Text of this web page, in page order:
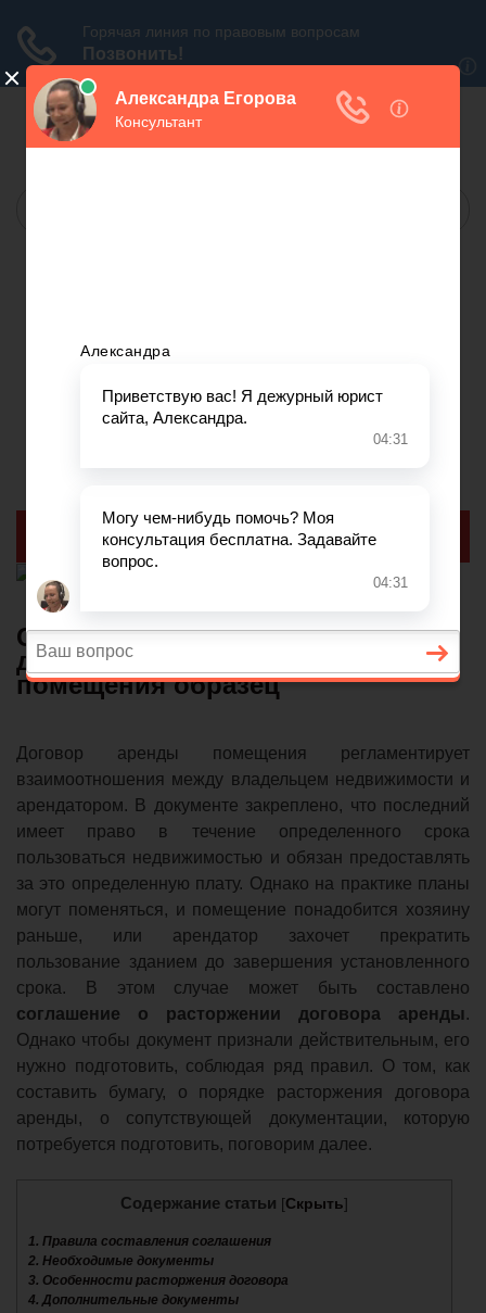
МЫ В СОЦ.СЕТЯХ
Реклама
Соглашение о расторжении
договора аренды нежилого
помещения образец
Договор аренды помещения регламентирует
взаимоотношения между владельцем недвижимости и
арендатором. В документе закреплено, что последний
имеет право в течение определенного срока
пользоваться недвижимостью и обязан предоставлять
за это определенную плату. Однако на практике планы
могут поменяться, и помещение понадобится хозяину
раньше, или арендатор захочет прекратить
пользование зданием до завершения установленного
срока. В этом случае может быть составлено
соглашение о расторжении договора аренды .
Однако чтобы документ признали действительным, его
нужно подготовить, соблюдая ряд правил. О том, как
составить бумагу, о порядке расторжения договора
аренды, о сопутствующей документации, которую
потребуется подготовить, поговорим далее.
Содержание статьи [Скрыть]
1. Правила составления соглашения
2. Необходимые документы
3. Особенности расторжения договора
4. Дополнительные документы